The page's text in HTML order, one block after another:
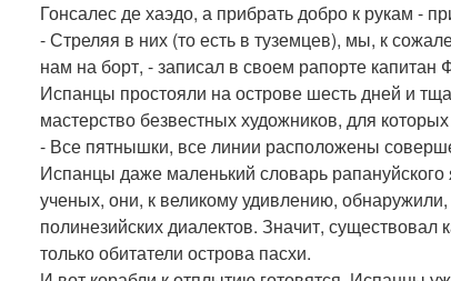
Гонсалес де хаэдо, а прибрать добро к рукам -
- Стреляя в них (то есть в туземцев), мы, к
нам на борт, - записал в своем рапорте капитан
Испанцы простояли на острове шесть дней и
мастерство безвестных художников, для
- Все пятнышки, все линии расположены
Испанцы даже маленький словарь рапануйского
ученых, они, к великому удивлению,
полинезийских диалектов. Значит,
только обитатели острова пасхи.